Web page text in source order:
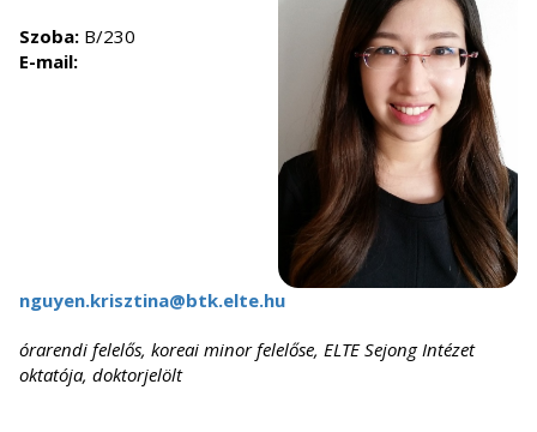
Szoba: B/230
E-mail:
nguyen.krisztina@btk.elte.hu
órarendi felelős, koreai minor felelőse, ELTE Sejong Intézet
oktatója, doktorjelölt